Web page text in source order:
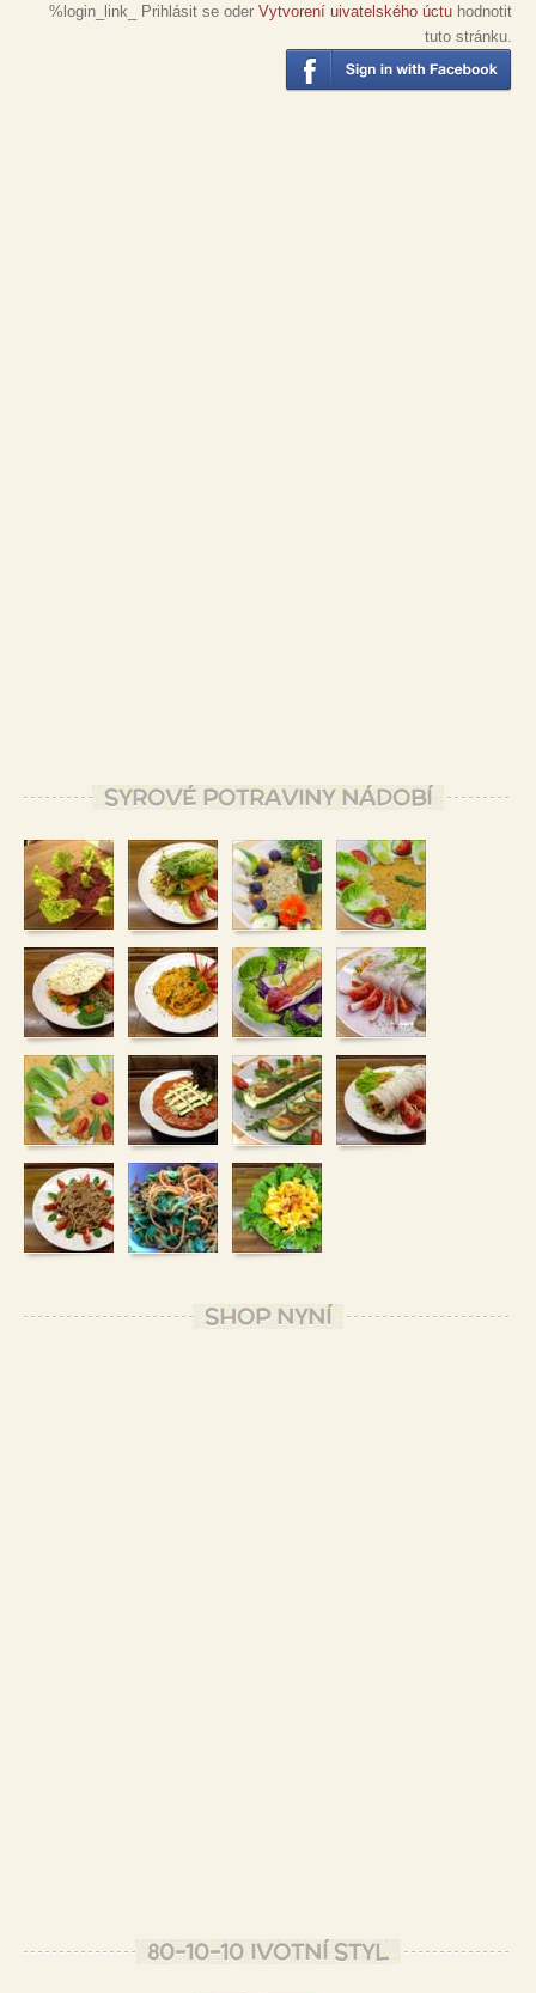
%login_link_ Prihlásit se oder Vytvorení uivatelského úctu hodnotit
tuto stránku.
SYROVÉ POTRAVINY NÁDOBÍ
SHOP NYNÍ
80-10-10 IVOTNÍ STYL